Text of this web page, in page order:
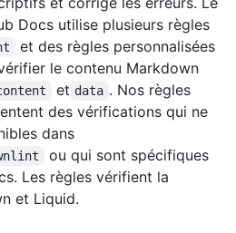
Docs utilise plusieurs règles
et des règles personnalisées
le contenu Markdown
et data . Nos règles
des vérifications qui ne
dans
ou qui sont spécifiques
Les règles vérifient la
et Liquid.